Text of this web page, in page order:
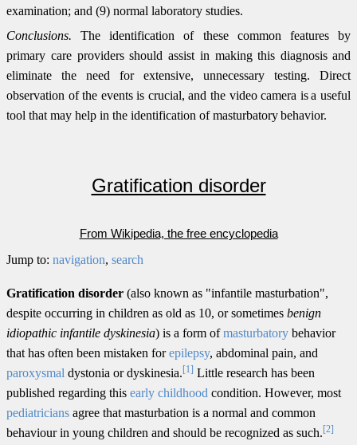
examination; and (9) normal laboratory studies.
Conclusions. The identification of these common features by
primary care providers should assist in making this diagnosis and
eliminate the need for extensive, unnecessary testing. Direct
observation of the events is crucial, and the video camera is a useful
tool that may help in the identification of masturbatorybehavior.
Gratification disorder
From Wikipedia, the free encyclopedia
Jump to: navigation, search
Gratification disorder (also known as "infantile masturbation",
despite occurring in children as old as 10, or sometimes benign
idiopathic infantile dyskinesia) is a form ofmasturbatory behavior
that has often been mistaken forepilepsy, abdominal pain, and
paroxysmal dystonia or dyskinesia. [1] Little research has been
published regarding this early childhood condition. However, most
pediatricians agree that masturbation is a normal and common
behaviour in young children and should be recognized as such. [2]